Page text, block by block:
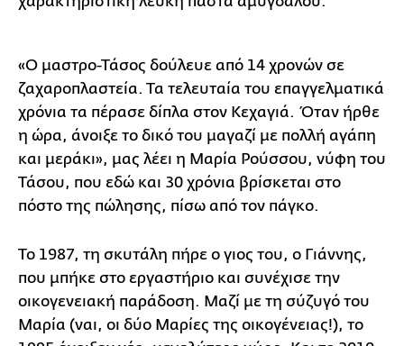
«Ο μαστρο-Τάσος δούλευε από 14 χρονών σε
ζαχαροπλαστεία. Τα τελευταία του επαγγελματικά
χρόνια τα πέρασε δίπλα στον Κεχαγιά. Όταν ήρθε
η ώρα, άνοιξε το δικό του μαγαζί με πολλή αγάπη
και μεράκι», μας λέει η Μαρία Ρούσσου, νύφη του
Τάσου, που εδώ και 30 χρόνια βρίσκεται στο
πόστο της πώλησης, πίσω από τον πάγκο.
Το 1987, τη σκυτάλη πήρε ο γιος του, ο Γιάννης,
που μπήκε στο εργαστήριο και συνέχισε την
οικογενειακή παράδοση. Μαζί με τη σύζυγό του
Μαρία (ναι, οι δύο Μαρίες της οικογένειας!), το